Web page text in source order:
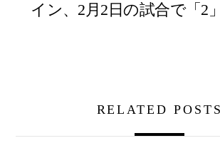
イン、2月2日の試合で「2
RELATED POSTS